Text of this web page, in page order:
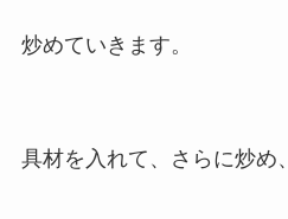
炒めていきます。
具材を入れて、さらに炒め、